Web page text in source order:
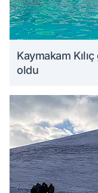
Kaymakam
oldu